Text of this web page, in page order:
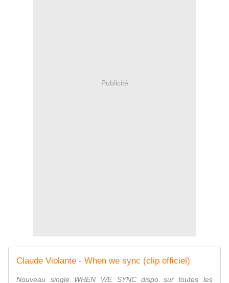
Publicité
Claude Violante - When we sync (clip officiel)
Nouveau single WHEN WE SYNC dispo sur toutes les